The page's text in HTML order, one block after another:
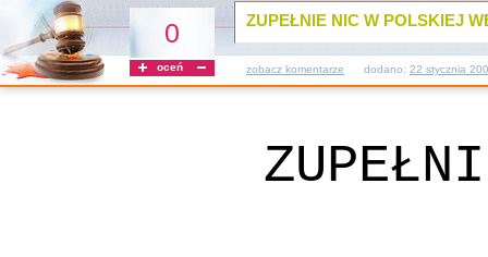
0
oceń
ZUPEŁNIE NIC W POLSKIEJ
zobacz komentarze dodano: 22 stycznia